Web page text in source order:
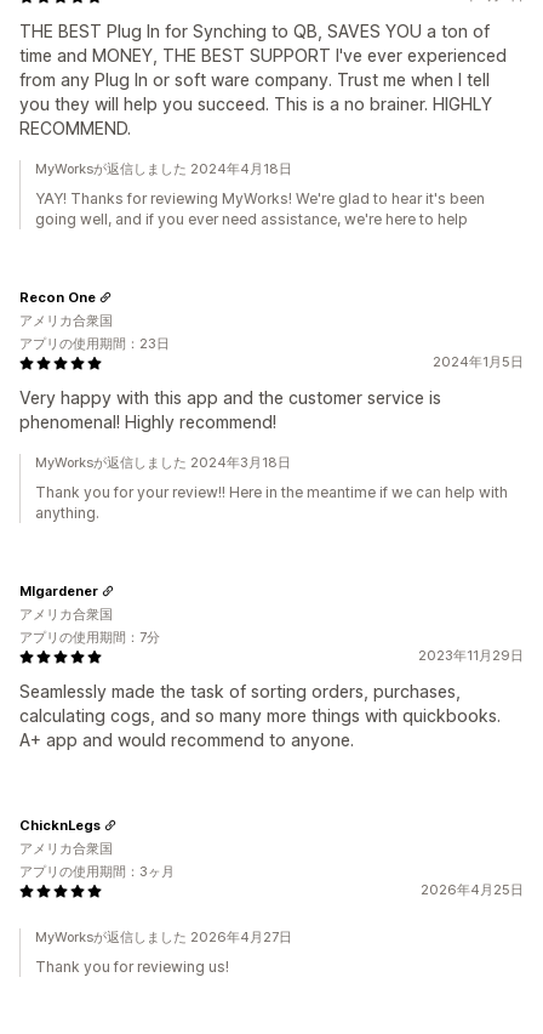
THE BEST Plug In for Synching to QB, SAVES YOU a ton of
time and MONEY, THE BEST SUPPORT I've ever experienced
from any Plug In or soft ware company. Trust me when I tell
you they will help you succeed. This is a no brainer. HIGHLY
RECOMMEND.
MyWorksが返信しました 2024年4月18日
YAY! Thanks for reviewing MyWorks! We're glad to hear it's been
going well, and if you ever need assistance, we're here to help
2024年1月5日
Very happy with this app and the customer service is
phenomenal! Highly recommend!
Recon One
アメリカ合衆国
アプリの使用期間：23日
MyWorksが返信しました 2024年3月18日
Thank you for your review!! Here in the meantime if we can help with
anything.
2023年11月29日
Seamlessly made the task of sorting orders, purchases,
calculating cogs, and so many more things with quickbooks.
A+ app and would recommend to anyone.
MIgardener
アメリカ合衆国
アプリの使用期間：7分
2026年4月25日
ChicknLegs
アメリカ合衆国
アプリの使用期間：3ヶ月
MyWorksが返信しました 2026年4月27日
Thank you for reviewing us!